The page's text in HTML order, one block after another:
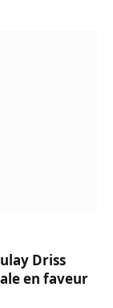
Driss
en faveur